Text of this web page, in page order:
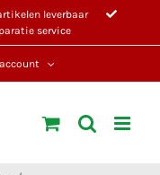
leverbaar
service